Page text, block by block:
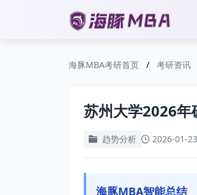
海豚MBA考研首页 / 考研资讯
苏州大学2026年
趋势分析 2026-01-
海豚MBA智能总结